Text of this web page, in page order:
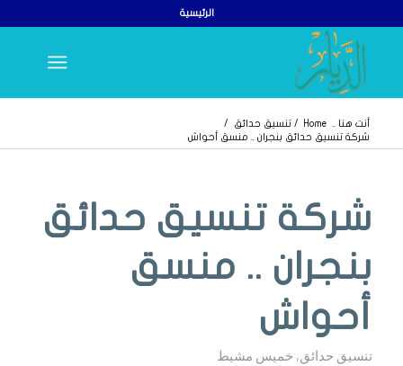
الرئيسية
أنت هنا .. Home
/ تنسيق حدائق
/
شركة تنسيق حدائق بنجران .. منسق أحواش
شركة تنسيق حدائق
بنجران .. منسق
أحواش
تنسيق حدائق, خميس مشيط